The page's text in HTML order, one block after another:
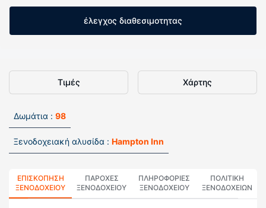
έλεγχος διαθεσιμοτητας
Τιμές Χάρτης
Δωμάτια : 98
Ξενοδοχειακή αλυσίδα : Hampton Inn
ΕΠΙΣΚΌΠΗΣΗ
ΞΕΝΟΔΟΧΕΊΟΥ
ΠΑΡΟΧΕΣ
ΞΕΝΟΔΟΧΕΙΟΥ
ΠΛΗΡΟΦΟΡΊΕΣ
ΞΕΝΟΔΟΧΕΊΟΥ
ΠΟΛΙΤΙΚΗ
ΞΕΝΟΔΟΧΕΊΩΝ